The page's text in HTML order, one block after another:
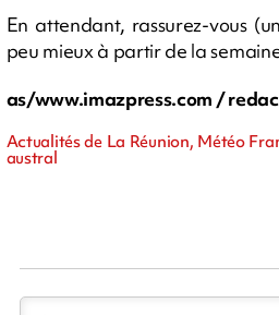
En attendant, rassurez-vous
peu mieux à partir de la
as/www.imazpress.com /
Actualités de La Réunion, Météo
austral